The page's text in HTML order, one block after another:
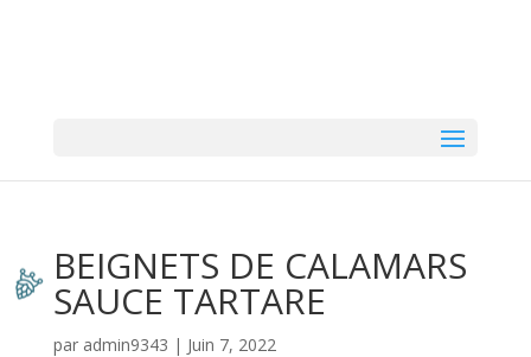
BEIGNETS DE CALAMARS
SAUCE TARTARE
par admin9343 | Juin 7, 2022